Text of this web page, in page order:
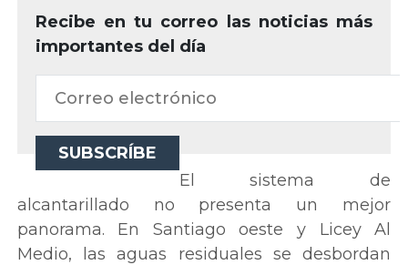
Recibe en tu correo las noticias más
importantes del día
El sistema de
alcantarillado no presenta un mejor
panorama. En Santiago oeste y Licey Al
Medio, las aguas residuales se desbordan